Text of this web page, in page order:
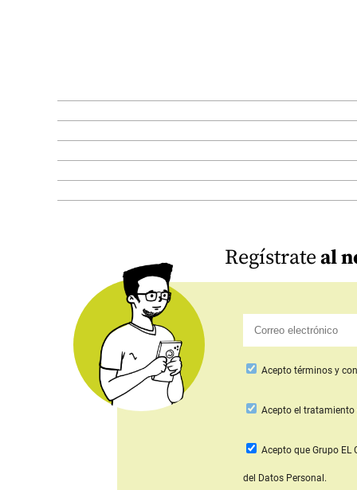
Regístrateal
Acepto términos y
Aceptoel tratamiento
Acepto que Grupo EL
del Datos Personal.